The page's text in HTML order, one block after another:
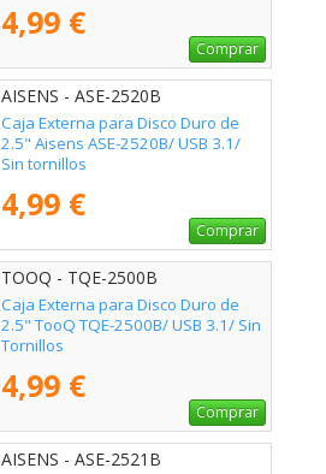
4,99 €
Comprar
AISENS - ASE-2520B
Caja Externa para Disco Duro de
2.5" Aisens ASE-2520B/ USB 3.1/
Sin tornillos
4,99 €
Comprar
TOOQ - TQE-2500B
Caja Externa para Disco Duro de
2.5" TooQ TQE-2500B/ USB 3.1/ Sin
Tornillos
4,99 €
Comprar
AISENS - ASE-2521B